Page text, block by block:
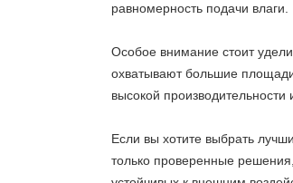
равномерность подачи влаги.
Особое внимание стоит
охватывают большие
высокой
Если вы хотите выбрать
только проверенные